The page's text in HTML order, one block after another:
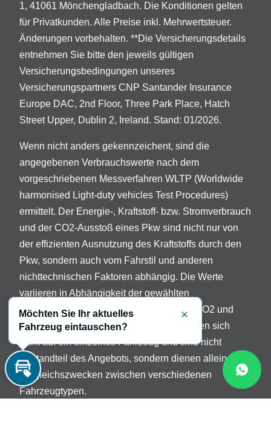
1, 41061 Mönchengladbach. Die Konditionen gelten
für Privatkunden. Alle Preise inkl. Mehrwertsteuer.
Änderungen vorbehalten. **Die Versicherungsdetails
entnehmen Sie bitte den jeweils gültigen
Versicherungsbedingungen unseres
Versicherungspartners CNP Santander Insurance
Europe DAC, 2nd Floor, Three Park Place, Hatch
Street Upper, Dublin 2, Ireland. Stand: 01/2026.
Wenn nicht anders gekennzeichent, sind die
angegebenen Verbrauchswerte nach dem
vorgeschriebenen Messverfahren WLTP (Worldwide
harmonised Light-duty vehicles Test Procedures)
ermittelt. Der Energie-, Kraftstoff- bzw. Stromverbrauch
und der CO2-Ausstoß eines Pkw sind nicht nur von
der effizienten Ausnutzung des Kraftstoffs durch den
Pkw, sondern auch vom Fahrstil und anderen
nichttechnischen Faktoren abhängig. Die Werte
variieren in Abhängigkeit der gewählten
Sonderausstattungen. Beschreibung der CO2 und
Verbrauchsangaben: Die Angaben beziehen sich
nicht auf ein einzelnes Fahrzeug und sind nicht
Bestandteil des Angebots, sondern dienen allein
Vergleichszwecken zwischen verschiedenen
Fahrzeugtypen.
Inzahlungnahme
Möchten Sie Ihr aktuelles
Fahrzeug eintauschen?
Schließen